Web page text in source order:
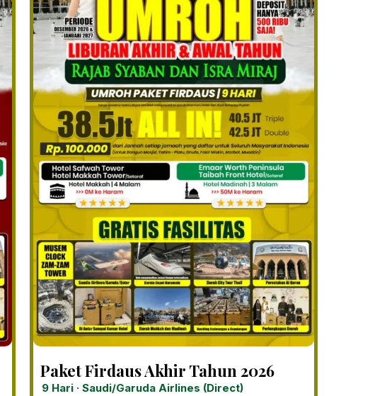
Paket Firdaus Akhir Tahun 2026
9 Hari · Saudi/Garuda Airlines (Direct)